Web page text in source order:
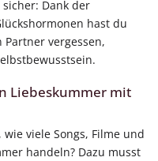
Dank der
hast du
vergessen,
Liebeskummer mit
viele Songs, Filme und
handeln? Dazu musst